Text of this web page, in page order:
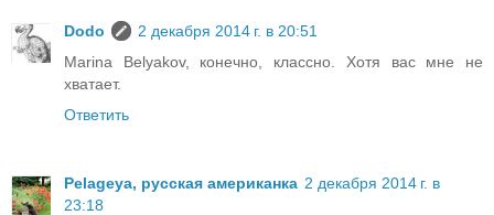
Dodo
2 декабря 2014 г. в 20:51
Marina Belyakov, конечно, классно. Хотя вас мне не
хватает.
Ответить
Pelageya, русская американка 2 декабря 2014 г. в
23:18